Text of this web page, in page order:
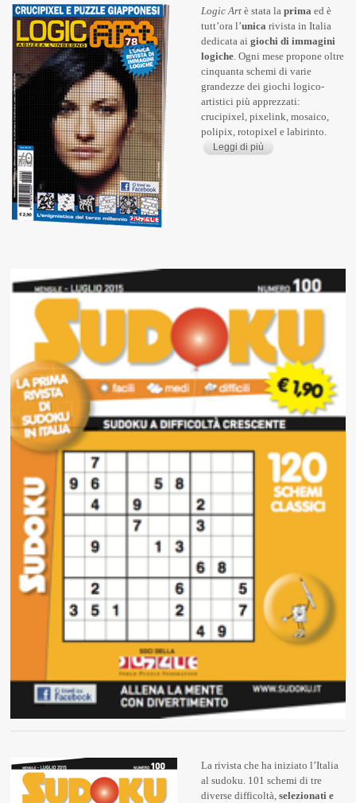
Logic Art è stata laprima ed è
tutt’ora l’unica rivista in Italia
dedicata aigiochi di immagini
logiche. Ogni mese propone oltre
cinquanta schemi di varie
grandezze dei giochi logico-
artistici più apprezzati:
crucipixel, pixelink, mosaico,
polipix, rotopixel e labirinto.
Leggi di più
La rivista che ha iniziato l’Italia
al sudoku. 101 schemi di tre
diverse difficoltà,selezionati e